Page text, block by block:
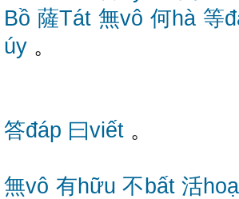
Bồ 薩Tát 無vô 何hà 等
úy 。
答đáp 曰viết 。
無vô 有hữu 不bất 活